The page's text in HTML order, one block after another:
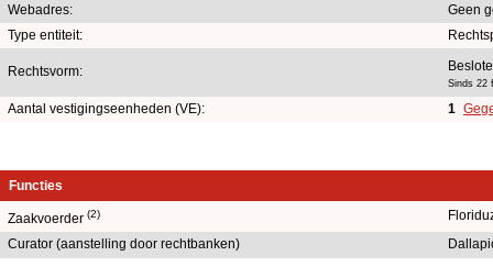
Webadres:
Geen
Type entiteit:
Rechtsvorm:
Sinds 22
Aantal vestigingseenheden (VE): 1
Functies
Zaakvoerder (2)
Curator (aanstelling door rechtbanken)